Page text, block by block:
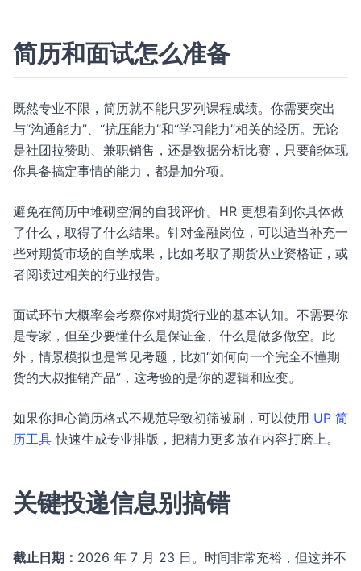
简历和面试怎么准备
既然专业不限，简历就不能只罗列课程成绩。你需要突出
与“沟通能力”、“抗压能力”和“学习能力”相关的经历。无论
是社团拉赞助、兼职销售，还是数据分析比赛，只要能体现
你具备搞定事情的能力，都是加分项。
避免在简历中堆砌空洞的自我评价。HR 更想看到你具体做
了什么，取得了什么结果。针对金融岗位，可以适当补充一
些对期货市场的自学成果，比如考取了期货从业资格证，或
者阅读过相关的行业报告。
面试环节大概率会考察你对期货行业的基本认知。不需要你
是专家，但至少要懂什么是保证金、什么是做多做空。此
外，情景模拟也是常见考题，比如“如何向一个完全不懂期
货的大叔推销产品”，这考验的是你的逻辑和应变。
如果你担心简历格式不规范导致初筛被刷，可以使用 UP 简
历工具 快速生成专业排版，把精力更多放在内容打磨上。
关键投递信息别搞错
截止日期： 2026 年 7 月 23 日。时间非常充裕，但这并不